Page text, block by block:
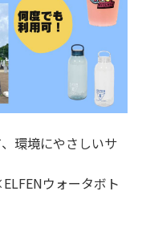
環境にやさしいサ
ウォータボト